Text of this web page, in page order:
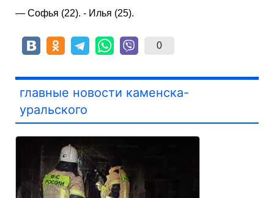
— Софья (22). - Илья (25).
0
главные новости каменска-
уральского